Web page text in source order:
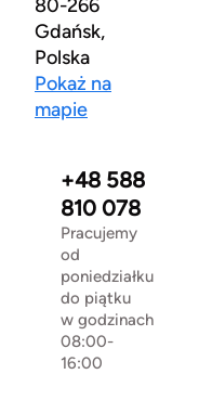
80-266
Gdańsk,
Polska
Pokaż na
mapie
+48 588
810 078
Pracujemy
od
poniedziałku
do piątku
w godzinach
08:00-
16:00